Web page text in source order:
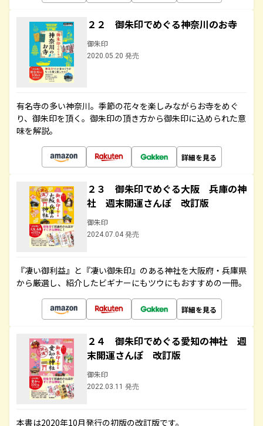
２２ 御朱印でめぐる神奈川のお寺
御朱印
2020.05.20 発売
有名寺の多い神奈川。季節の花々を楽しみながらお寺をめぐ
り、御朱印を頂く。御朱印の頂き方から御朱印に込められた意
味を解説。
詳細を見る
２３ 御朱印でめぐる大阪 兵庫の神
社 週末開運さんぽ 改訂版
御朱印
2024.07.04 発売
『凄い御利益』と『凄い御朱印』のある神社を大阪府・兵庫県
から厳選し、紹介したビギナーにもツウにもおすすめの一冊。
詳細を見る
２４ 御朱印でめぐる愛知の神社 週
末開運さんぽ 改訂版
御朱印
2022.03.11 発売
本書は2020年10月発行の初版の改訂版です。